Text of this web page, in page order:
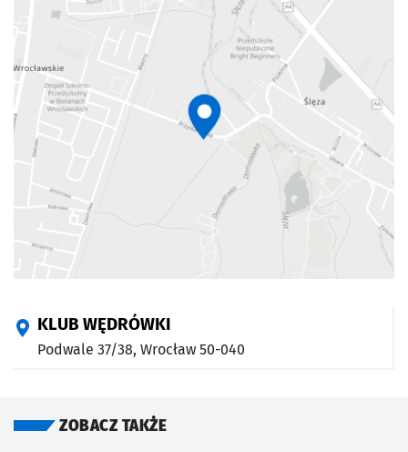
KLUB WĘDRÓWKI
Podwale 37/38, Wrocław 50-040
ZOBACZ TAKŻE